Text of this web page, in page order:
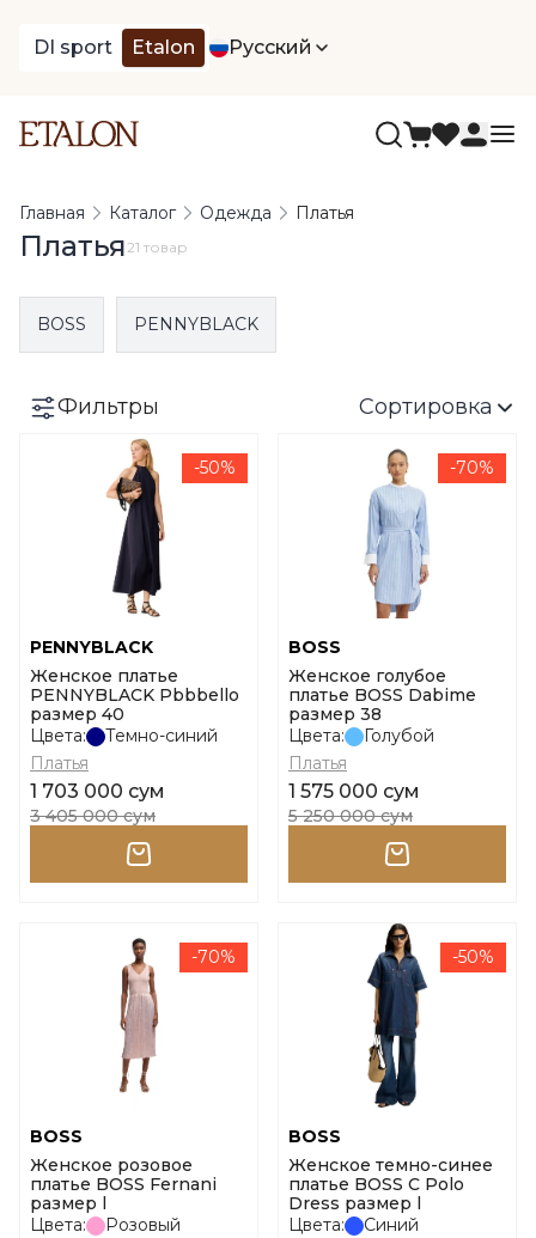
DI sport Etalon Русский
Главная Каталог Одежда Платья
Платья 21 товар
BOSS PENNYBLACK
Фильтры Сортировка
-50%
PENNYBLACK
Женское платье
PENNYBLACK Pbbbello
размер 40
Цвета:
Темно-синий
Платья
1 703 000 сум
3 405 000 сум
-70%
BOSS
Женское голубое
платье BOSS Dabime
размер 38
Цвета:
Голубой
Платья
1 575 000 сум
5 250 000 сум
-70%
BOSS
Женское розовое
платье BOSS Fernani
размер l
Цвета:
Розовый
-50%
BOSS
Женское темно-синее
платье BOSS C Polo
Dress размер l
Цвета:
Синий